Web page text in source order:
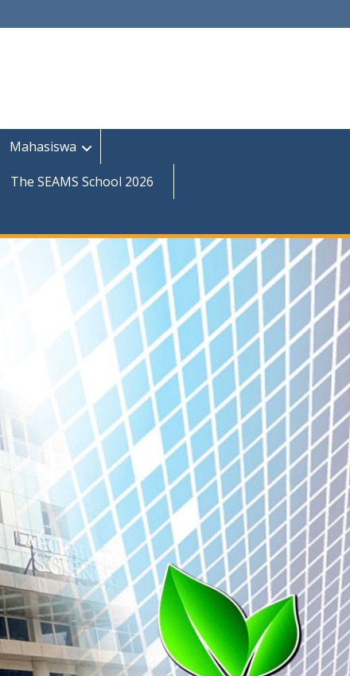
Mahasiswa
The SEAMS School 2026